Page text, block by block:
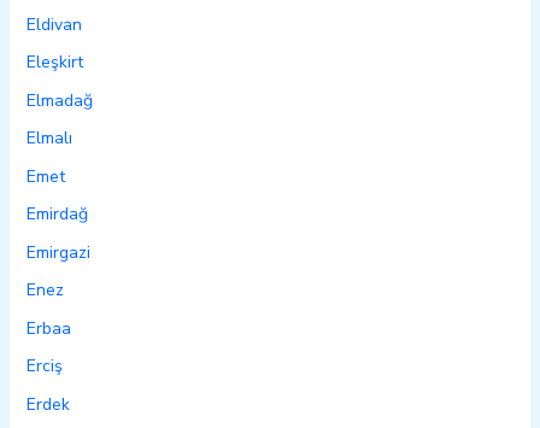
Eldivan
Eleşkirt
Elmadağ
Elmalı
Emet
Emirdağ
Emirgazi
Enez
Erbaa
Erciş
Erdek